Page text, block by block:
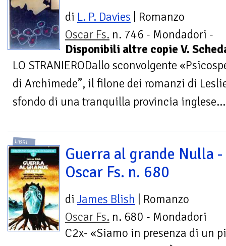
di L. P. Davies | Romanzo
Oscar Fs. n. 746 - Mondadori -
Disponibili altre copie V.
LO STRANIERODallo sconvolgente
di Archimede”, il filone dei romanzi di
sfondo di una tranquilla provincia
LIBRI
Guerra al grande Nulla -
Oscar Fs. n. 680
di James Blish | Romanzo
Oscar Fs. n. 680 - Mondadori
C2x- «Siamo in presenza di un